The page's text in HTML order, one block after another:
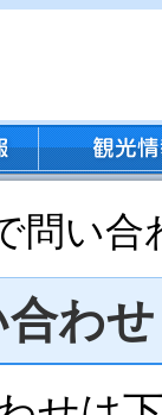
問い合
わせ